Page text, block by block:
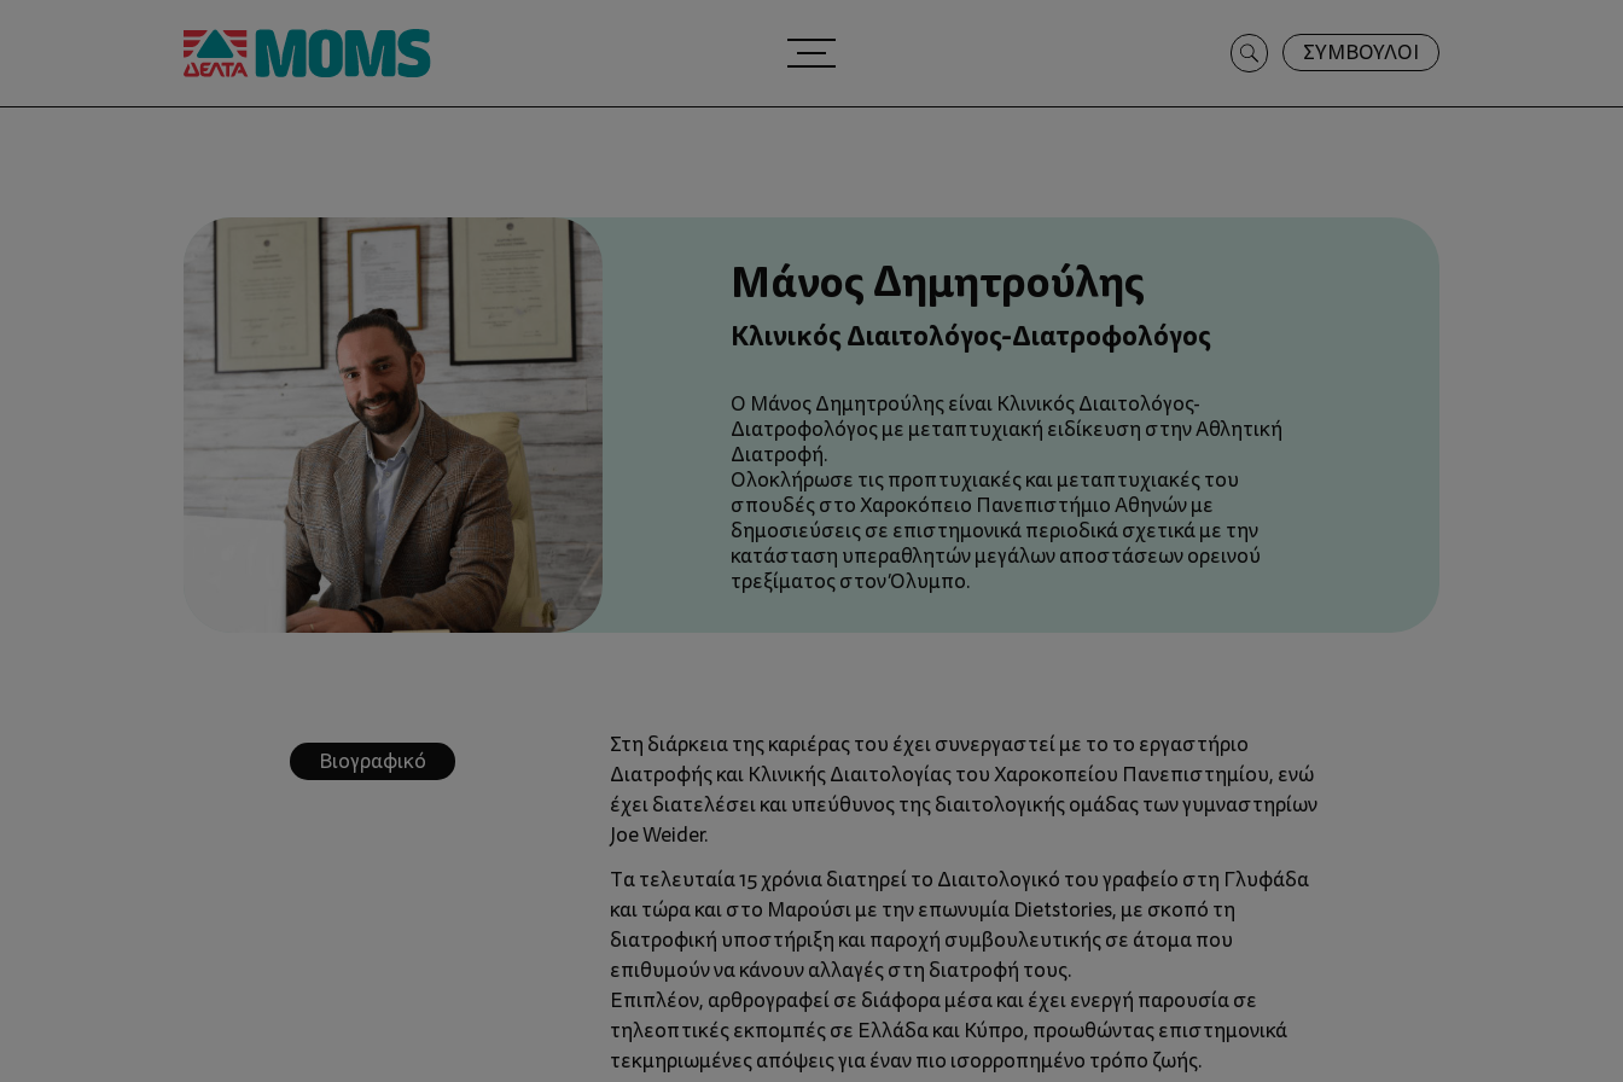
Search
for:
ΣΥΜΒΟΥΛΟΙ
Μάνος Δημητρούλης
Κλινικός Διαιτολόγος-Διατροφολόγος
Ο Μάνος Δημητρούλης είναι Κλινικός Διαιτολόγος-
Διατροφολόγος με μεταπτυχιακή ειδίκευση στην Αθλητική
Διατροφή.
Ολοκλήρωσε τις προπτυχιακές και μεταπτυχιακές του
σπουδές στο Χαροκόπειο Πανεπιστήμιο Αθηνών με
δημοσιεύσεις σε επιστημονικά περιοδικά σχετικά με την
κατάσταση υπεραθλητών μεγάλων αποστάσεων ορεινού
τρεξίματος στον Όλυμπο.
Βιογραφικό
Στη διάρκεια της καριέρας του έχει συνεργαστεί με το το εργαστήριο
Διατροφής και Κλινικής Διαιτολογίας του Χαροκοπείου Πανεπιστημίου, ενώ
έχει διατελέσει και υπεύθυνος της διαιτολογικής ομάδας των γυμναστηρίων
Joe Weider.
Τα τελευταία 15 χρόνια διατηρεί το Διαιτολογικό του γραφείο στη Γλυφάδα
και τώρα και στο Μαρούσι με την επωνυμία Dietstories, με σκοπό τη
διατροφική υποστήριξη και παροχή συμβουλευτικής σε άτομα που
επιθυμούν να κάνουν αλλαγές στη διατροφή τους.
Επιπλέον, αρθρογραφεί σε διάφορα μέσα και έχει ενεργή παρουσία σε
τηλεοπτικές εκπομπές σε Ελλάδα και Κύπρο, προωθώντας επιστημονικά
τεκμηριωμένες απόψεις για έναν πιο ισορροπημένο τρόπο ζωής.